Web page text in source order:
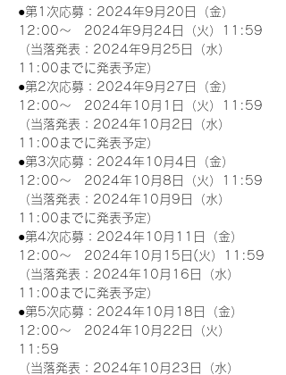
●第1次応募：2024年9月20日（金）
12:00～　2024年9月24日（火）11:59
（当落発表：2024年9月25日（水）
11:00までに発表予定）
●第2次応募：2024年9月27日（金）
12:00～　2024年10月1日（火）11:59
（当落発表：2024年10月2日（水）
11:00までに発表予定）
●第3次応募：2024年10月4日（金）
12:00～　2024年10月8日（火）11:59
（当落発表：2024年10月9日（水）
11:00までに発表予定）
●第4次応募：2024年10月11日（金）
12:00～　2024年10月15日(火）11:59
（当落発表：2024年10月16日（水）
11:00までに発表予定）
●第5次応募：2024年10月18日（金）
12:00～　2024年10月22日（火）
11:59
（当落発表：2024年10月23日（水）